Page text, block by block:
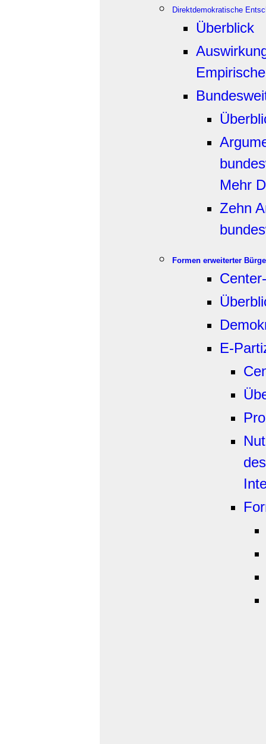
Direktdemokratische
Überblick
Mehr
Zehn
Formen erweiterter
E-